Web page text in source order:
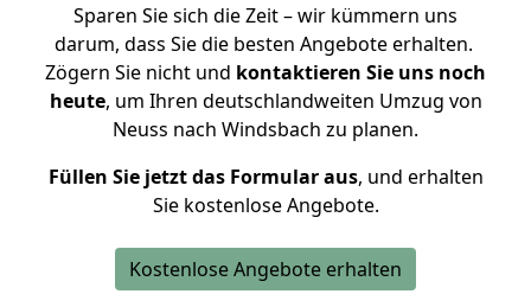
Sparen Sie sich die Zeit – wir kümmern uns
darum, dass Sie die besten Angebote erhalten.
Zögern Sie nicht und kontaktieren Sie uns noch
heute, um Ihren deutschlandweiten Umzug von
Neuss nach Windsbach zu planen.
Füllen Sie jetzt das Formular aus, und erhalten
Sie kostenlose Angebote.
Kostenlose Angebote erhalten